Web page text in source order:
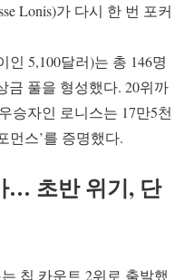
Lonis)가 다시 한 번 포커
인 5,100달러)는 총 146명
금 풀을 형성했다. 20위까
승자인 로니스는 17만5천
먼스’를 증명했다.
… 초반 위기, 단
칩 카운트 2위로 출발했